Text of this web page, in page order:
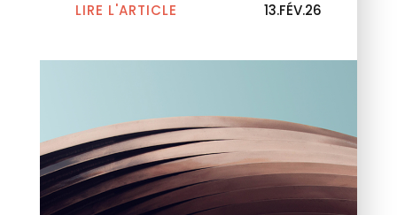
LIRE L'ARTICLE 13.FÉV.26